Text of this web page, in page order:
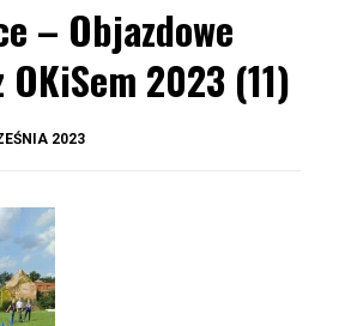
– Objazdowe
OKiSem 2023 (11)
2023